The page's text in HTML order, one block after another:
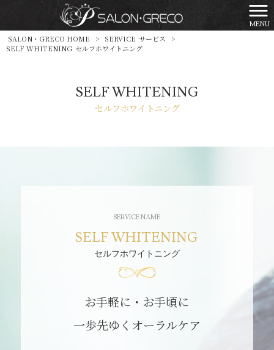
MENU
SALON・GRECO HOME > SERVICE サービス
>
SELF WHITENING セルフホワイトニング
SELF WHITENING
セルフホワイトニング
SELF WHITENING
セルフホワイトニング
お手軽に・お手頃に
一歩先ゆくオーラルケア